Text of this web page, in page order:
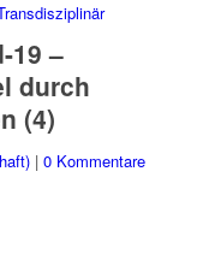
19 –
durch
(4)
| 0 Kommentare